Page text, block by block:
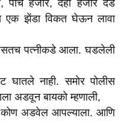
हजार, दहा हजार दंड
एक झेंडा विकत घेऊन लावा
हसतच पत्नीकडे आला. घडलेली
नाही. समोर पोलीस
अडवून बायको म्हणाली,
कोण अडवेल आपल्याला. आणि